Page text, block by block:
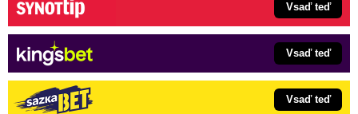
Vsaď teď
Vsaď teď
Vsaď teď